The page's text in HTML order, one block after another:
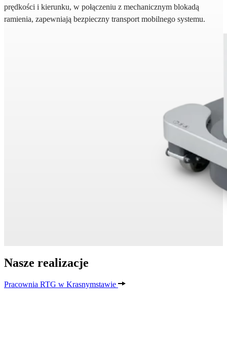
prędkości i kierunku, w połączeniu z mechanicznym blokadą
ramienia, zapewniają bezpieczny transport mobilnego systemu.
Nasze realizacje
Pracownia RTG w Krasnymstawie